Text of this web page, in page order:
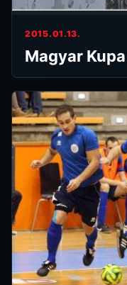
2015.01.13.
Magyar